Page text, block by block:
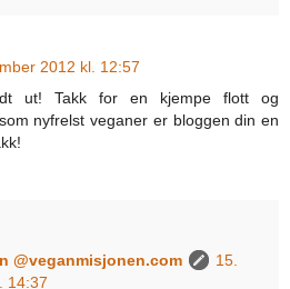
2012 kl. 12:57
ut! Takk for en kjempe flott og
nyfrelst veganer er bloggen din en
@veganmisjonen.com
15.
14:37